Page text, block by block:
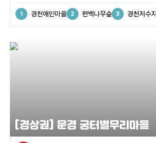
경천애인마을 편백나무숲 경천저수지
[경상권] 문경 궁터별무리마을